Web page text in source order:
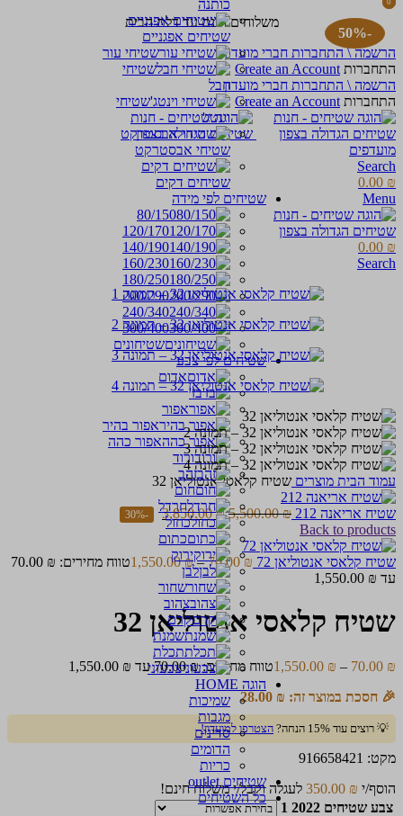
משלוחים חינם עד דלת הבית
הרשמה \ התחברות חברי מועדון
התחברות Create an Account
הרשמה \ התחברות חברי מועדון
התחברות Create an Account
מועדפים
Search
0
0.00 ₪
Menu
0
0.00 ₪
Search
כותנה
שטיחים אפגניים
שטיחי עור
שטיחי
חבל
שטיחי
וינטג'
שטיחי אבסטרקט
שטיחים דקים
שטיחים לפי מידה
80/150
120/170
140/190
160/230
180/250
200/290
240/340
300/400
שטיחונים
שטיחים לפי צבע
אדום
בז'
אפור
אפור בהיר
אפור כהה
ורוד
זהב
חום
חרדל
כחול
כתום
ירוק
לבן
שחור
צהוב
קרם
שמנת
תכלת
צבעוני
הוגה HOME
שמיכות
מגבות
סדינים
הדומים
כריות
שטיחים outlet
כל השטיחים
-50%
עמוד הבית מוצרים שטיח קלאסי אנטוליאן 32
שטיח אריאנה 212 5,500.00₪
3,850.00₪
-30%
Back to products
שטיח קלאסי אנטוליאן 72 70.00₪
–
1,550.00₪
עד ⁦1,550.00 ₪⁩
שטיח קלאסי אנטוליאן 32
70.00 ₪
–
1,550.00 ₪
טווח מחירים: ⁦70.00 ₪⁩ עד ⁦1,550.00 ₪⁩
🎉 חסכת במוצר זה:
28.00 ₪
💡 רוצים עוד 15% הנחה? הצטרפו למועדון!
מקט: 916658421
הוסף/י
350.00 ₪
לעגלה וקבל/י משלוח חינם!
צבע שטיחים 2022 1